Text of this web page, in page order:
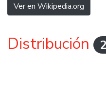
Ver en Wikipedia.org
Distribución 2